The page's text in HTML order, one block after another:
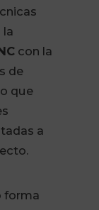
la
con la
de
que
a
forma